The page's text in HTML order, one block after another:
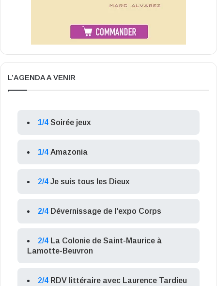
L’AGENDA A VENIR
1/4 Soirée jeux
1/4 Amazonia
2/4 Je suis tous les Dieux
2/4 Dévernissage de l'expo Corps
2/4 La Colonie de Saint-Maurice à
Lamotte-Beuvron
2/4 RDV littéraire avec Laurence Tardieu